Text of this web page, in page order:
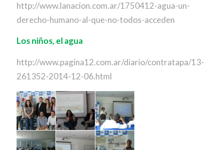
http://www.lanacion.com.ar/1750412-agua-un-
derecho-humano-al-que-no-todos-acceden
Los niños, el agua
http://www.pagina12.com.ar/diario/contratapa/13-
261352-2014-12-06.html